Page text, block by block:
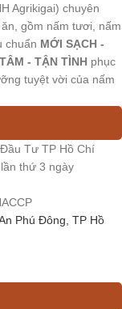
Agrikigai) chuyên
gồm nấm tươi, nấm
chuẩn MỚI SẠCH -
- TẬN TÌNH phục
tuyệt vời của nấm
Tư TP Hồ Chí
thứ 3 ngày
Phú Đông, TP Hồ